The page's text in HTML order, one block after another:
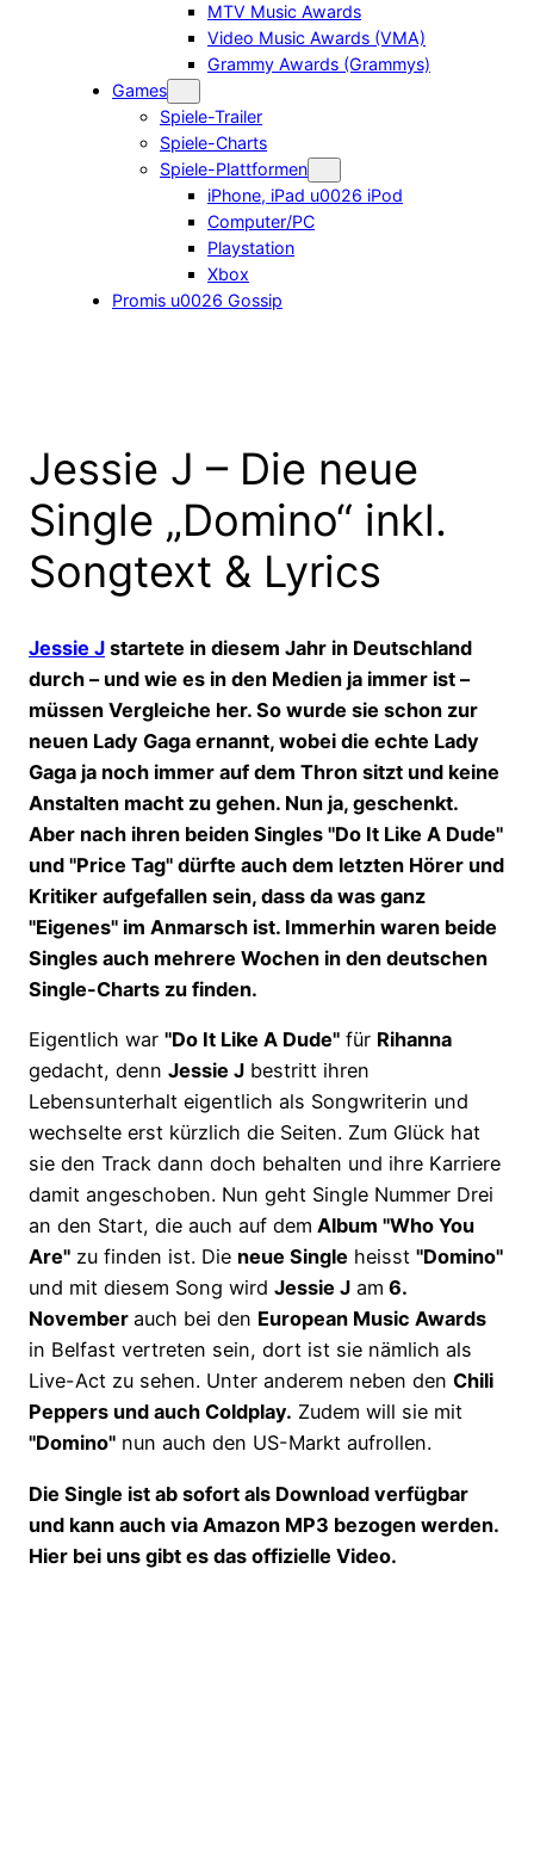
MTV Music Awards
Video Music Awards (VMA)
Grammy Awards (Grammys)
Games
Spiele-Trailer
Spiele-Charts
Spiele-Plattformen
iPhone, iPad u0026 iPod
Computer/PC
Playstation
Xbox
Promis u0026 Gossip
Jessie J – Die neue
Single „Domino“ inkl.
Songtext & Lyrics
Jessie J startete in diesem Jahr in Deutschland
durch – und wie es in den Medien ja immer ist –
müssen Vergleiche her. So wurde sie schon zur
neuen Lady Gaga ernannt, wobei die echte Lady
Gaga ja noch immer auf dem Thron sitzt und keine
Anstalten macht zu gehen. Nun ja, geschenkt.
Aber nach ihren beiden Singles "Do It Like A Dude"
und "Price Tag" dürfte auch dem letzten Hörer und
Kritiker aufgefallen sein, dass da was ganz
"Eigenes" im Anmarsch ist. Immerhin waren beide
Singles auch mehrere Wochen in den deutschen
Single-Charts zu finden.
Eigentlich war "Do It Like A Dude" für Rihanna
gedacht, denn Jessie J bestritt ihren
Lebensunterhalt eigentlich als Songwriterin und
wechselte erst kürzlich die Seiten. Zum Glück hat
sie den Track dann doch behalten und ihre Karriere
damit angeschoben. Nun geht Single Nummer Drei
an den Start, die auch auf dem Album "Who You
Are" zu finden ist. Die neue Single heisst "Domino"
und mit diesem Song wird Jessie J am 6.
November auch bei den European Music Awards
in Belfast vertreten sein, dort ist sie nämlich als
Live-Act zu sehen. Unter anderem neben den Chili
Peppers und auch Coldplay. Zudem will sie mit
"Domino" nun auch den US-Markt aufrollen.
Die Single ist ab sofort als Download verfügbar
und kann auch via Amazon MP3 bezogen werden.
Hier bei uns gibt es das offizielle Video.